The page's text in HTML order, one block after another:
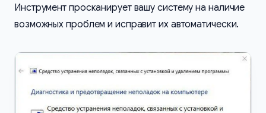
Инструмент просканирует вашу систему на наличие
возможных проблем и исправит их автоматически.